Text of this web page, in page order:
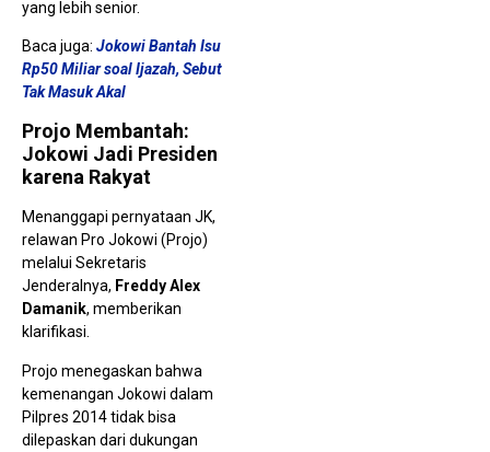
yang lebih senior.
Baca juga: Jokowi Bantah Isu
Rp50 Miliar soal Ijazah, Sebut
Tak Masuk Akal
Projo Membantah:
Jokowi Jadi Presiden
karena Rakyat
Menanggapi pernyataan JK,
relawan Pro Jokowi (Projo)
melalui Sekretaris
Jenderalnya, Freddy Alex
Damanik, memberikan
klarifikasi.
Projo menegaskan bahwa
kemenangan Jokowi dalam
Pilpres 2014 tidak bisa
dilepaskan dari dukungan